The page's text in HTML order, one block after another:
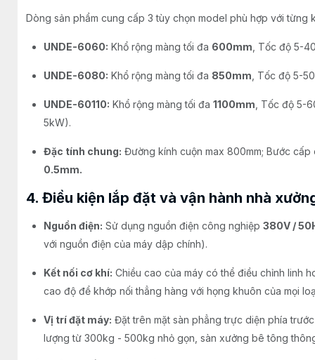
Dòng sản phẩm cung cấp 3 tùy chọn model phù hợp với từng
UNDE-6060: Khổ rộng màng tối đa 600mm , Tốc độ 5-
UNDE-6080: Khổ rộng màng tối đa 850mm , Tốc độ 5-
UNDE-60110: Khổ rộng màng tối đa 1100mm , Tốc độ 5-
5kW).
Đặc tính chung: Đường kính cuộn max 800mm; Bước
0.5mm.
4. Điều kiện lắp đặt và vận hành nhà
Nguồn điện: Sử dụng nguồn điện công nghiệp 380V /
với nguồn điện của máy dập chính).
Kết nối cơ khí: Chiều cao của máy có thể điều chỉnh linh
cao độ để khớp nối thẳng hàng với họng khuôn của mọi
Vị trí đặt máy: Đặt trên mặt sàn phẳng trực diện phía
lượng từ 300kg - 500kg nhỏ gọn, sàn xưởng bê tông